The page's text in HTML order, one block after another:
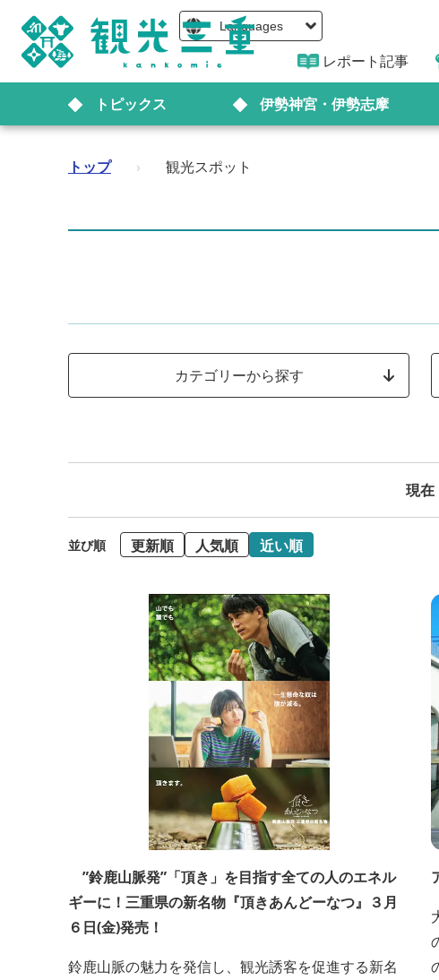
Languages
レポート記事
トピックス 伊勢神宮・伊勢志摩
トップ › 観光スポット
カテゴリーから探す
現在
並び順 更新順 人気順 近い順
”鈴鹿山脈発”「頂き」を目指す全ての人のエネル
ギーに！三重県の新名物『頂きあんどーなつ』３月
６日(金)発売！
鈴鹿山脈の魅力を発信し、観光誘客を促進する新名